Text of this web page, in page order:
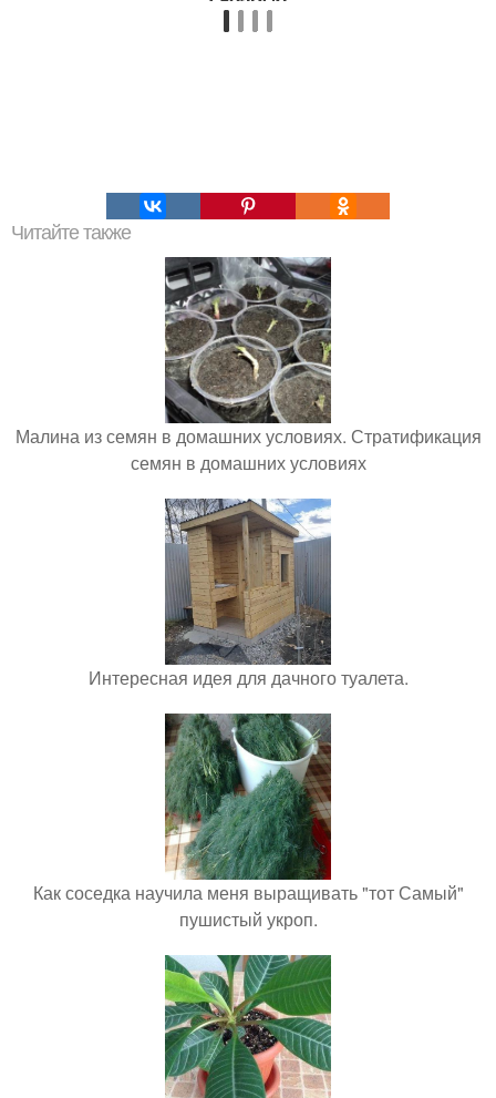
Читайте также
Малина из семян в домашних условиях. Стратификация
семян в домашних условиях
Интересная идея для дачного туалета.
Как соседка научила меня выращивать "тот Самый"
пушистый укроп.